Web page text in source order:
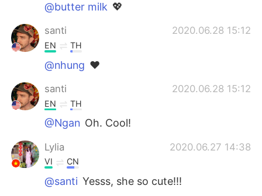
@butter milk 💖
santi 2020.06.28 15:12
EN TH
@nhung ❤️
santi 2020.06.28 15:12
EN TH
@Ngan Oh. Cool!
Lylia 2020.06.27 14:38
VI CN
@santi Yesss, she so cute!!!